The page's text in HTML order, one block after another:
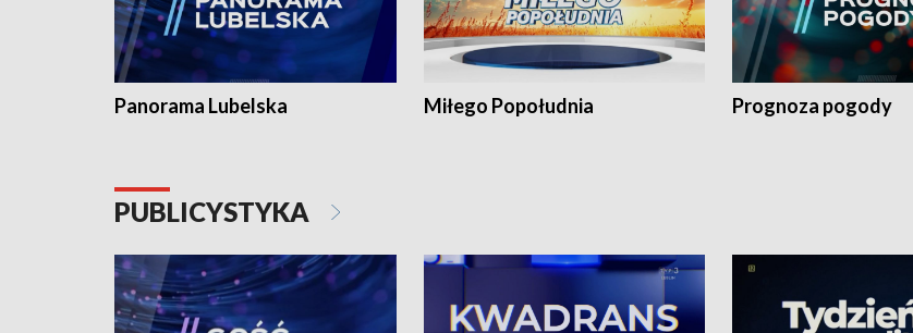
Panorama Lubelska Miłego Popołudnia Prognoza pogody
PUBLICYSTYKA